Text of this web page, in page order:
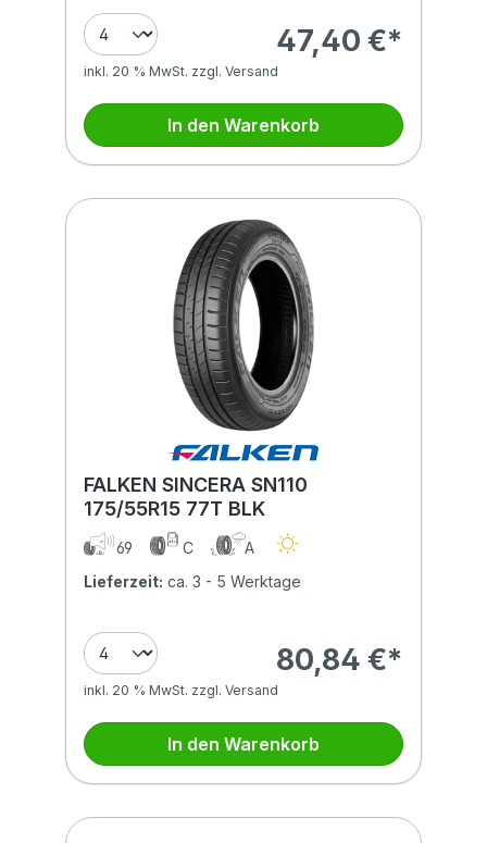
47,40 €*
inkl. 20 % MwSt. zzgl. Versand
In den Warenkorb
FALKEN SINCERA SN110
175/55R15 77T BLK
69 C
A
Lieferzeit: ca. 3 - 5 Werktage
80,84 €*
inkl. 20 % MwSt. zzgl. Versand
In den Warenkorb